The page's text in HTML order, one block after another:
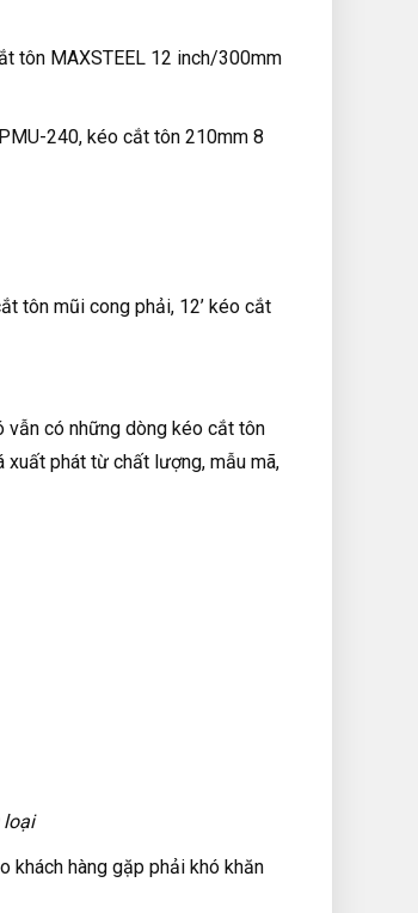
tôn MAXSTEEL 12 inch/300mm
240, kéo cắt tôn 210mm 8
tôn mũi cong phải, 12’ kéo cắt
có những dòng kéo cắt tôn
xuất phát từ chất lượng, mẫu mã,
loại
khách hàng gặp phải khó khăn